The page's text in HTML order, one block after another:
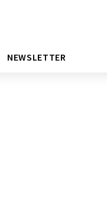
NEWSLETTER